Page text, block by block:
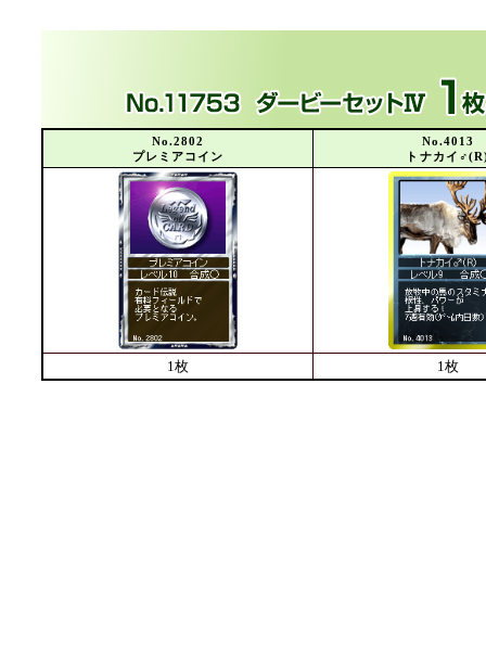
No.2802
プレミアコイン
No.4013
トナカイ
1枚 1枚